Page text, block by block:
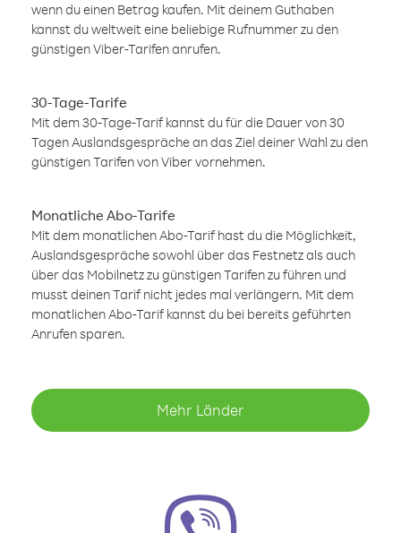
wenn du einen Betrag kaufen. Mit deinem Guthaben
kannst du weltweit eine beliebige Rufnummer zu den
günstigen Viber-Tarifen anrufen.
30-Tage-Tarife
Mit dem 30-Tage-Tarif kannst du für die Dauer von 30
Tagen Auslandsgespräche an das Ziel deiner Wahl zu den
günstigen Tarifen von Viber vornehmen.
Monatliche Abo-Tarife
Mit dem monatlichen Abo-Tarif hast du die Möglichkeit,
Auslandsgespräche sowohl über das Festnetz als auch
über das Mobilnetz zu günstigen Tarifen zu führen und
musst deinen Tarif nicht jedes mal verlängern. Mit dem
monatlichen Abo-Tarif kannst du bei bereits geführten
Anrufen sparen.
Mehr Länder